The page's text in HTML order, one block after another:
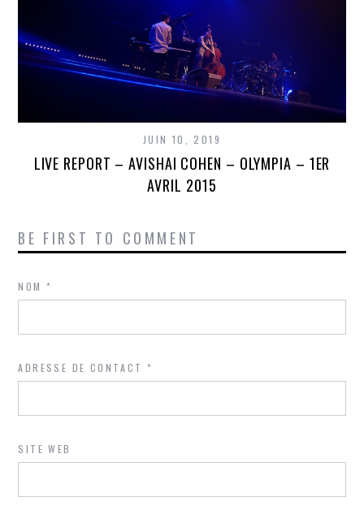
JUIN 10, 2019
LIVE REPORT – AVISHAI COHEN – OLYMPIA – 1ER
AVRIL 2015
BE FIRST TO COMMENT
NOM*
ADRESSE DE CONTACT*
SITE WEB